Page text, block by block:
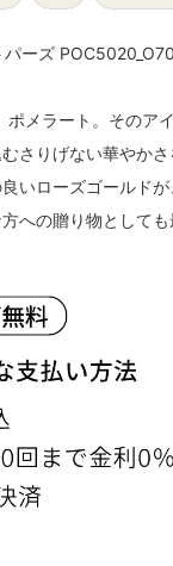
ーズ
メラート。そのア
さりげない華やか
いローズゴールド
への贈り物として